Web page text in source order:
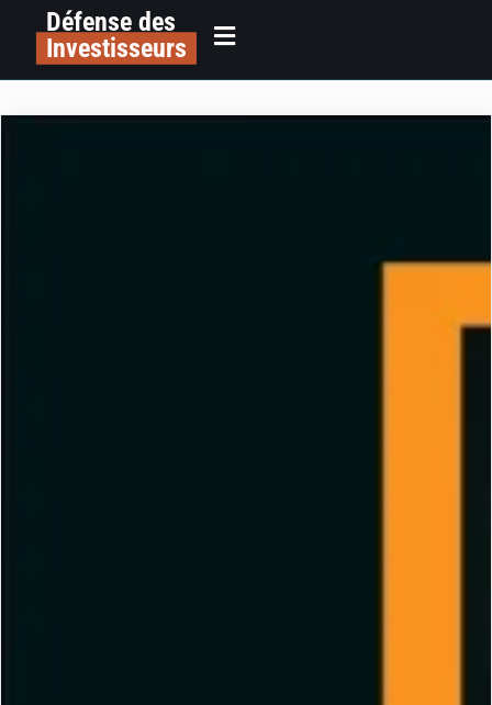
Défense des
Investisseurs